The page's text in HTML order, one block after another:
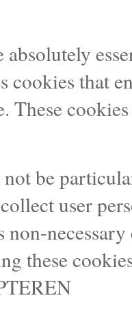
absolutely
cookies that
These
be
user
non-
these